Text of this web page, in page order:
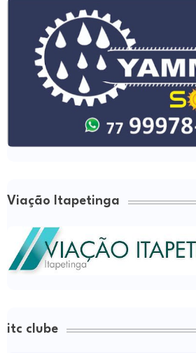
Viação Itapetinga
itc clube